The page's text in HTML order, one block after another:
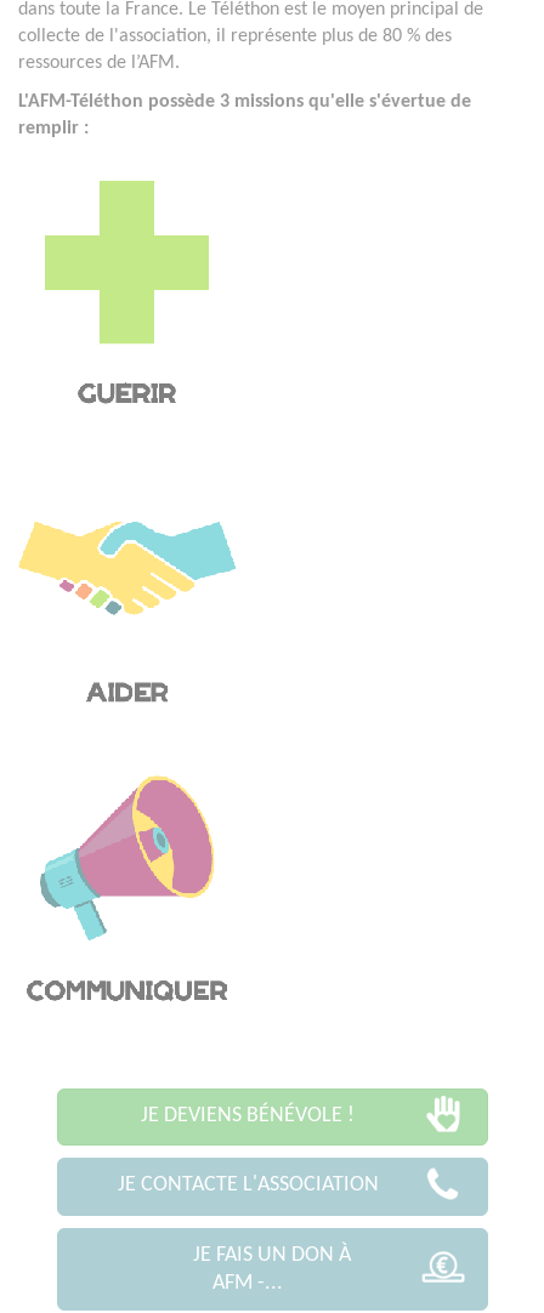
dans toute la France. Le Téléthon est le moyen principal de
collecte de l'association, il représente plus de 80 % des
ressources de l’AFM.
L'AFM-Téléthon possède 3 missions qu'elle s'évertue de
remplir :
JE DEVIENS BÉNÉVOLE !
JE CONTACTE L'ASSOCIATION
JE FAIS UN DON À
AFM -...